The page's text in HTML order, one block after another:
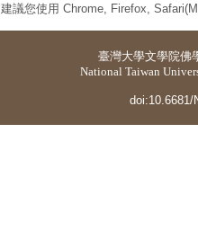
建議您使用 Chrome, Firefox,
臺灣大學文學院佛
National Taiwan
doi:10.6681/